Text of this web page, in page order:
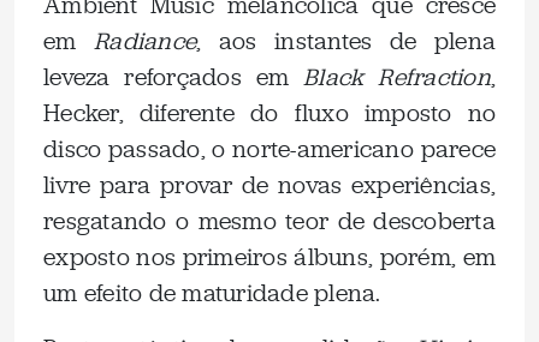
em Radiance, aos instantes de plena
leveza reforçados emBlack Refraction,
Hecker, diferente do fluxo imposto no
disco passado, o norte-americano parece
livre para provar de novas experiências,
resgatando o mesmo teor de descoberta
exposto nos primeiros álbuns, porém, em
um efeito de maturidade plena.